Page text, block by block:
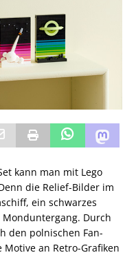
kann man mit Lego
die Relief-Bilder im
ein schwarzes
Durch
den polnischen Fan-
an Retro-Grafiken